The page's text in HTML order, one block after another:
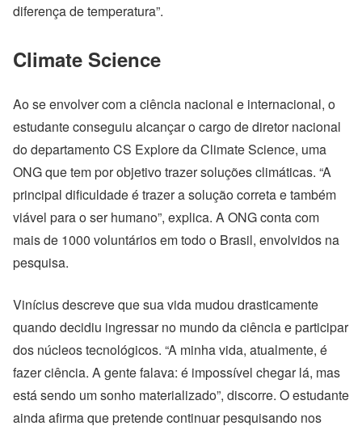
diferença de temperatura”.
Climate Science
Ao se envolver com a ciência nacional e internacional, o
estudante conseguiu alcançar o cargo de diretor nacional
do departamento CS Explore da Climate Science, uma
ONG que tem por objetivo trazer soluções climáticas. “A
principal dificuldade é trazer a solução correta e também
viável para o ser humano”, explica. A ONG conta com
mais de 1000 voluntários em todo o Brasil, envolvidos na
pesquisa.
Vinícius descreve que sua vida mudou drasticamente
quando decidiu ingressar no mundo da ciência e participar
dos núcleos tecnológicos. “A minha vida, atualmente, é
fazer ciência. A gente falava: é impossível chegar lá, mas
está sendo um sonho materializado”, discorre. O estudante
ainda afirma que pretende continuar pesquisando nos